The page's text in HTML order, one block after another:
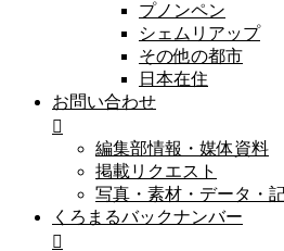
プノンペン
シェムリアップ
その他の都市
日本在住
お問い合わせ
編集部情報・媒体資料
掲載リクエスト
写真・素材・データ・
くろまるバックナンバー